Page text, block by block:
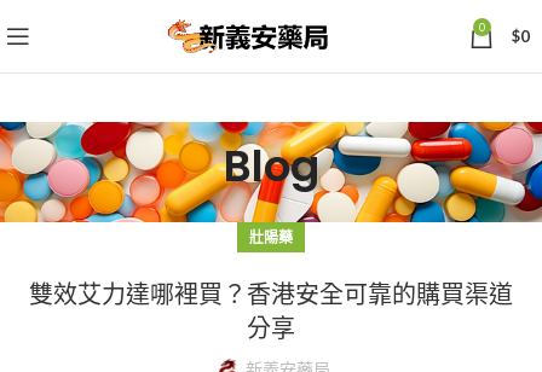
0 $0
Blog
壯陽藥
雙效艾力達哪裡買？香港安全可靠的購買渠道
分享